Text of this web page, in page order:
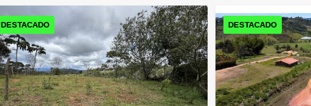
Venta
$580.000.000
DESTACADO DESTACADO